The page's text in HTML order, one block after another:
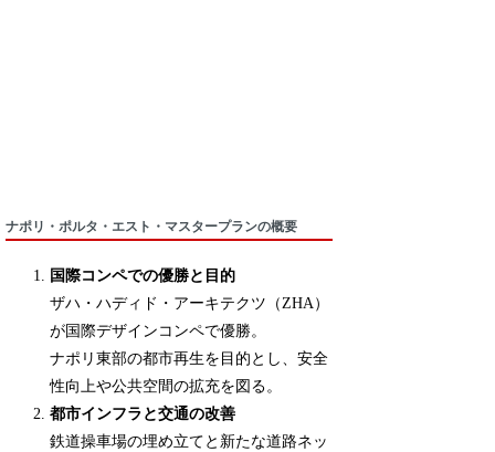
ナポリ・ポルタ・エスト・マスタープランの概要
国際コンペでの優勝と目的
ザハ・ハディド・アーキテクツ（ZHA）
が国際デザインコンペで優勝。
ナポリ東部の都市再生を目的とし、安全
性向上や公共空間の拡充を図る。
都市インフラと交通の改善
鉄道操車場の埋め立てと新たな道路ネッ